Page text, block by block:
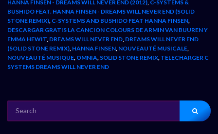
HANNA FINSEN - DREAMS WILL NEVER END (2012), C-SYSTEMS &
BUSHIDO FEAT. HANNA FINSEN - DREAMS WILL NEVER END (SOLID
STONE REMIX), C-SYSTEMS AND BUSHIDO FEAT HANNA FINSEN,
DESCARGAR GRATIS LA CANCION COLOURS DE ARMIN VAN BUUREN Y
EMMA HEWIT, DREAMS WILL NEVER END, DREAMS WILL NEVER END
(SOLID STONE REMIX), HANNA FINSEN, NOUVEAUTÉ MUSICALE,
NOUVEAUTÉ MUSIQUE, OMNIA, SOLID STONE REMIX, TELECHARGER C
SYSTEMS DREAMS WILL NEVER END
FOR: